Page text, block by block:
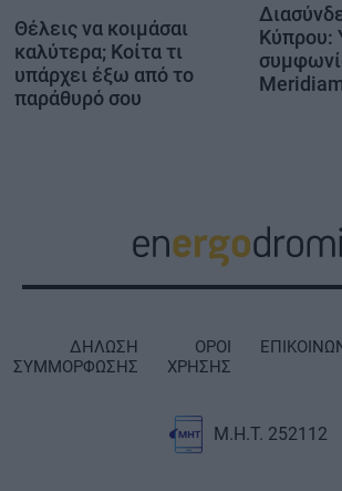
Θέλεις να κοιμάσαι
καλύτερα; Κοίτα τι
υπάρχει έξω από το
παράθυρό σου
Κύπρου:
Μ.Η.Τ. 252112
ΔΗΛΩΣΗ
ΣΥΜΜΟΡΦΩΣΗΣ
ΟΡΟΙ
ΧΡΗΣΗΣ